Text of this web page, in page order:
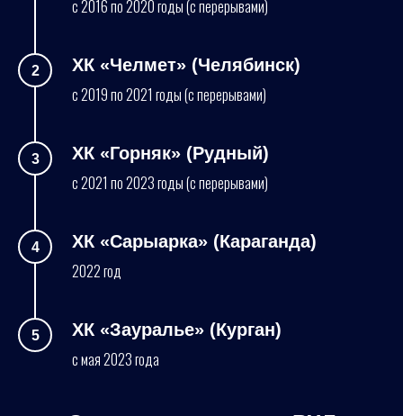
с 2016 по 2020 годы (с перерывами)
ХК «Челмет» (Челябинск)
с 2019 по 2021 годы (с перерывами)
ХК «Горняк» (Рудный)
с 2021 по 2023 годы (с перерывами)
ХК «Сарыарка» (Караганда)
2022 год
ХК «Зауралье» (Курган)
с мая 2023 года